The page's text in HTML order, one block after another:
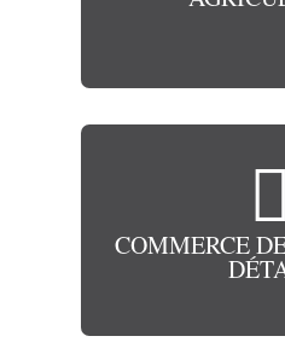

COMMERCE